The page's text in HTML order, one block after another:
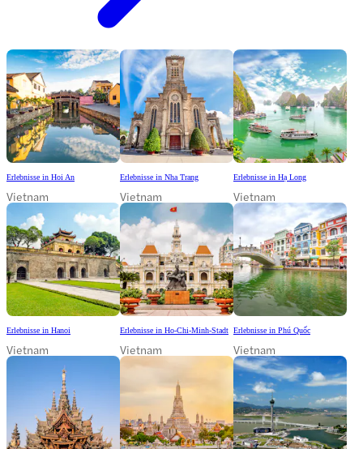
Erlebnisse in Hoi An
Vietnam
Erlebnisse in Nha Trang
Vietnam
Erlebnisse in Hạ Long
Vietnam
Erlebnisse in Hanoi
Vietnam
Erlebnisse in Ho-Chi-Minh-Stadt
Vietnam
Erlebnisse in Phú Quốc
Vietnam